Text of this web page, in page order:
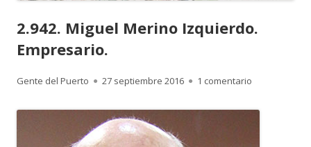
2.942. Miguel Merino Izquierdo.
Empresario.
Autor
Gente del Puerto
Publicado
27 septiembre 2016 1 comentario